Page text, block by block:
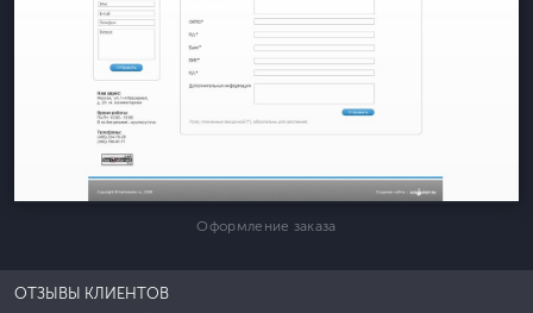
Оформление заказа
ОТЗЫВЫ КЛИЕНТОВ